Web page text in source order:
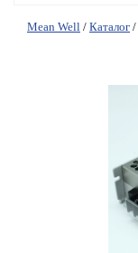
Mean Well / Каталог /